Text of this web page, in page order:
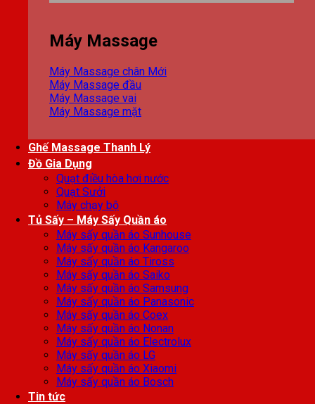
Máy Massage
Máy Massage chân
Máy Massage đầu
Máy Massage vai
Máy Massage mặt
Ghế Massage Thanh Lý
Đồ Gia Dụng
Quạt điều hòa hơi nước
Quạt Sưởi
Máy chạy bộ
Tủ Sấy – Máy Sấy Quần áo
Máy sấy quần áo Sunhouse
Máy sấy quần áo Kangaroo
Máy sấy quần áo Tiross
Máy sấy quần áo Saiko
Máy sấy quần áo Samsung
Máy sấy quần áo Panasonic
Máy sấy quần áo Coex
Máy sấy quần áo Nonan
Máy sấy quần áo Electrolux
Máy sấy quần áo LG
Máy sấy quần áo Xiaomi
Máy sấy quần áo Bosch
Tin tức